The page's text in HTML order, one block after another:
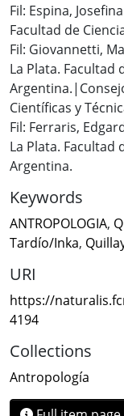
Fil: Espina,
Facultad de
Fil: Giovannetti,
La Plata. Facultad
Científicas y
Fil: Ferraris,
La Plata. Facultad
Argentina.
Keywords
ANTROPOLOGIA,
Tardío/Inka,
URI
https://
4194
Collections
Antropología